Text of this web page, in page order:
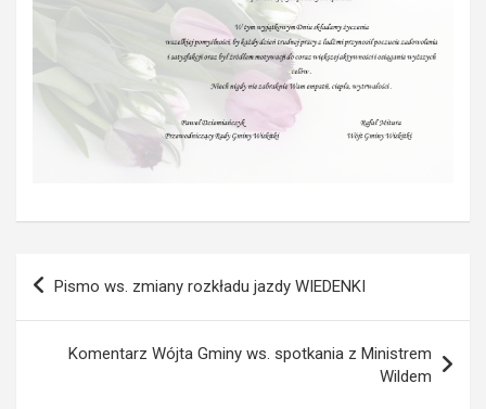
Nawigacja
wpisu
Pismo ws. zmiany rozkładu jazdy WIEDENKI
Komentarz Wójta Gminy ws. spotkania z Ministrem
Wildem